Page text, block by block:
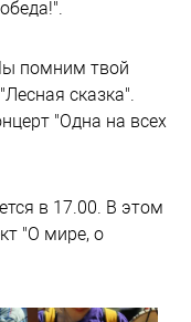
помним твой
сказка".
"Одна на всех
в 17.00. В этом
"О мире, о